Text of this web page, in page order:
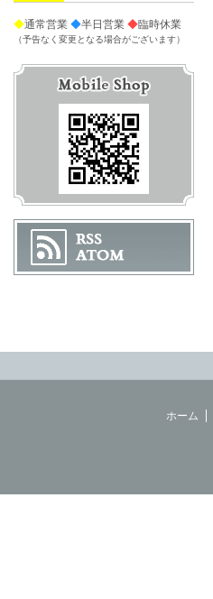
◆通常営業 ◆半日営業 ◆臨時休業
（予告なく変更となる場合がございます）
ホーム